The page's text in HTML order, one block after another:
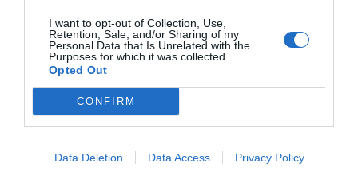
I want to opt-out of Collection, Use,
Retention, Sale, and/or Sharing of my
Personal Data that Is Unrelated with the
Purposes for which it was collected.
Opted Out
CONFIRM
Data Deletion Data Access Privacy Policy